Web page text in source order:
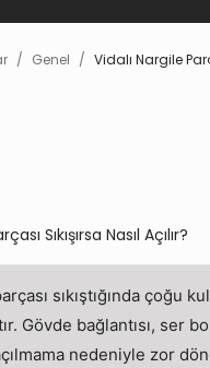
Genel Vidalı Nargile
sıkıştığında çoğu
Gövde bağlantısı, ser
nedeniyle zor